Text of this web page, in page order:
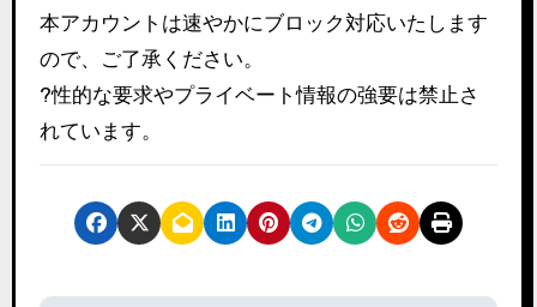
本アカウントは速やかにブロック対応いたします
ので、ご了承ください。
?性的な要求やプライベート情報の強要は禁止さ
れています。